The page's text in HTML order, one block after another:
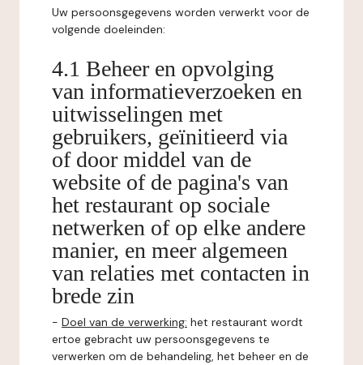
Uw persoonsgegevens worden verwerkt voor de
volgende doeleinden:
4.1 Beheer en opvolging
van informatieverzoeken en
uitwisselingen met
gebruikers, geïnitieerd via
of door middel van de
website of de pagina's van
het restaurant op sociale
netwerken of op elke andere
manier, en meer algemeen
van relaties met contacten in
brede zin
- Doel van de verwerking: het restaurant wordt
ertoe gebracht uw persoonsgegevens te
verwerken om de behandeling, het beheer en de